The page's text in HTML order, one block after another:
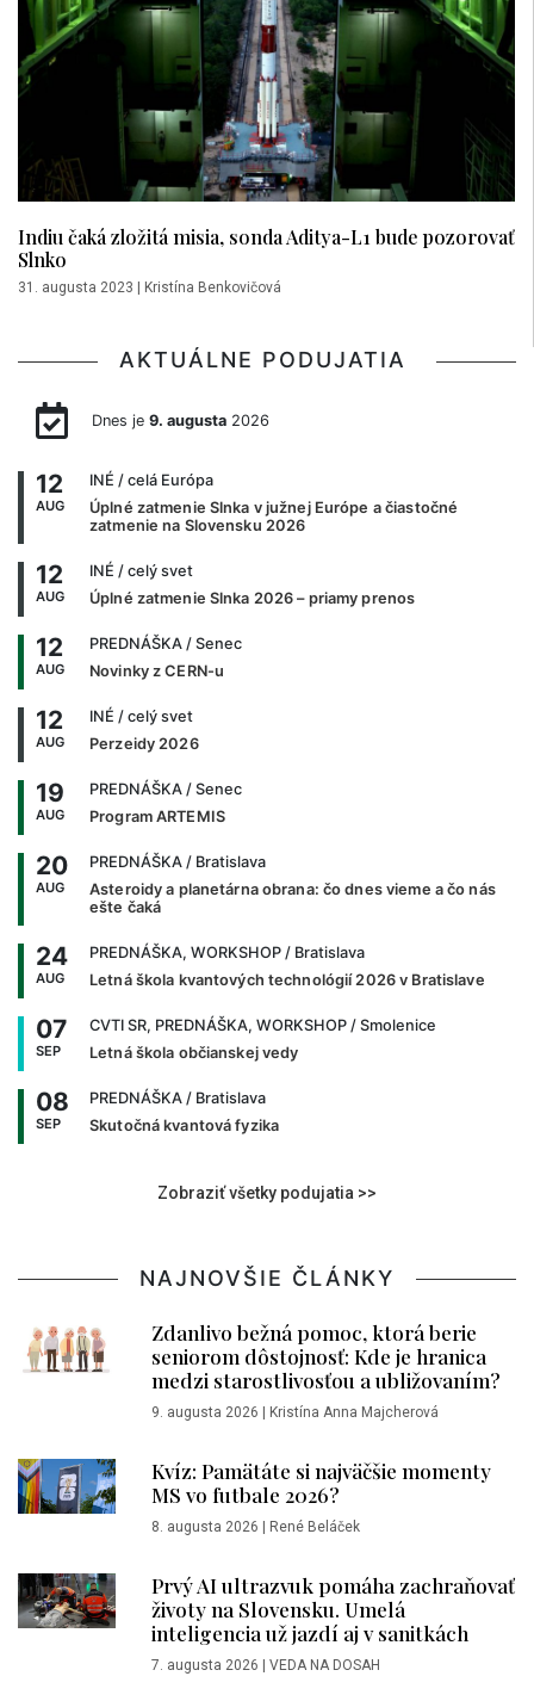
Indiu čaká zložitá misia, sonda Aditya-L1 bude pozorovať
Slnko
31. augusta 2023 Kristína Benkovičová
AKTUÁLNE PODUJATIA
Dnes je 9. augusta2026
12
AUG
INÉ / celá Európa
Úplné zatmenie Slnka v južnej Európe a čiastočné
zatmenie na Slovensku 2026
12
AUG
INÉ / celý svet
Úplné zatmenie Slnka 2026 – priamy prenos
12
AUG
PREDNÁŠKA / Senec
Novinky z CERN-u
12
AUG
INÉ / celý svet
Perzeidy 2026
19
AUG
PREDNÁŠKA / Senec
Program ARTEMIS
20
AUG
PREDNÁŠKA / Bratislava
Asteroidy a planetárna obrana: čo dnes vieme a čo nás
ešte čaká
24
AUG
PREDNÁŠKA, WORKSHOP / Bratislava
Letná škola kvantových technológií 2026 v Bratislave
07
SEP
CVTI SR, PREDNÁŠKA, WORKSHOP / Smolenice
Letná škola občianskej vedy
08
SEP
PREDNÁŠKA / Bratislava
Skutočná kvantová fyzika
Zobraziť všetky podujatia >>
NAJNOVŠIE ČLÁNKY
Zdanlivo bežná pomoc, ktorá berie
seniorom dôstojnosť: Kde je hranica
medzi starostlivosťou a ubližovaním?
9. augusta 2026 | Kristína Anna Majcherová
Kvíz: Pamätáte si najväčšie momenty
MS vo futbale 2026?
8. augusta 2026 | René Beláček
Prvý AI ultrazvuk pomáha zachraňovať
životy na Slovensku. Umelá
inteligencia už jazdí aj v sanitkách
7. augusta 2026 | VEDA NA DOSAH